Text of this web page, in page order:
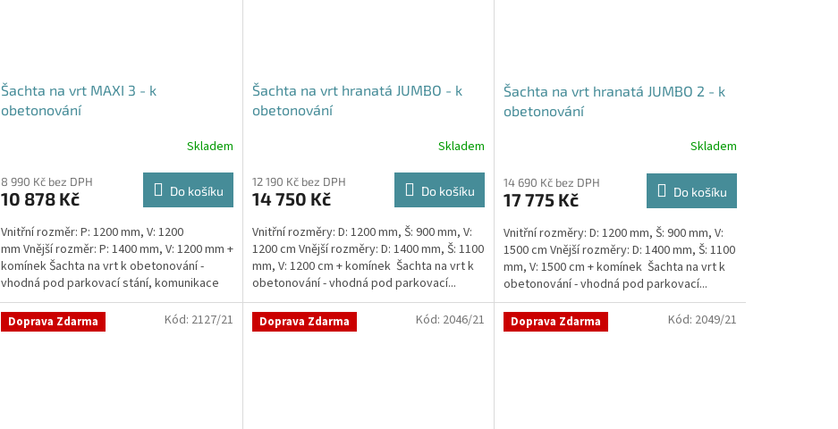
Šachta na vrt MAXI 3 - k
obetonování
Skladem
8 990 Kč bez DPH
10 878 Kč Do košíku
Vnitřní rozměr: P: 1200 mm, V: 1200
mm Vnější rozměr: P: 1400 mm, V: 1200 mm +
komínek Šachta na vrt k obetonování -
vhodná pod parkovací stání, komunikace
nebo do míst...
Šachta na vrt hranatá JUMBO - k
obetonování
Skladem
12 190 Kč bez DPH
14 750 Kč Do košíku
Vnitřní rozměry: D: 1200 mm, Š: 900 mm, V:
1200 cm Vnější rozměry: D: 1400 mm, Š: 1100
mm, V: 1200 cm + komínek Šachta na vrt k
obetonování - vhodná pod parkovací...
Šachta na vrt hranatá JUMBO 2 - k
obetonování
Skladem
14 690 Kč bez DPH
17 775 Kč Do košíku
Vnitřní rozměry: D: 1200 mm, Š: 900 mm, V:
1500 cm Vnější rozměry: D: 1400 mm, Š: 1100
mm, V: 1500 cm + komínek Šachta na vrt k
obetonování - vhodná pod parkovací...
Doprava Zdarma Kód: 2127/21 Doprava Zdarma Kód: 2046/21 Doprava Zdarma Kód: 2049/21